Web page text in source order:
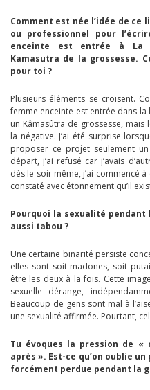
Comment est née l’idée de ce
ou professionnel pour
enceinte est entrée à La
Kamasutra de la grossesse.
pour toi ?
Plusieurs éléments se croisent.
femme enceinte est entrée dans
un Kâmasûtra de grossesse,
la négative. J’ai été surprise
proposer ce projet seulement
départ, j’ai refusé car j’avais
dès le soir même, j’ai commencé
constaté avec étonnement qu’il
Pourquoi la sexualité
aussi tabou ?
Une certaine binarité persiste
elles sont soit madones, soit
être les deux à la fois. Cette
sexuelle dérange,
Beaucoup de gens sont mal à
une sexualité affirmée. Pourtant,
Tu évoques la pression de
après ». Est-ce qu’on oublie
forcément perdue pendant la